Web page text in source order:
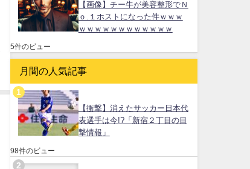
【画像】チー牛が美容整形でＮ
ｏ.１ホストになった件ｗｗｗ
ｗｗｗｗｗｗｗｗｗｗｗｗ
5件のビュー
月間の人気記事
【衝撃】消えたサッカー日本代
表選手は今!?「新宿２丁目の目
撃情報」
98件のビュー